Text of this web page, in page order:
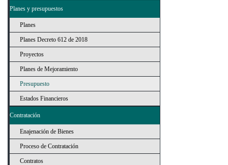
Planes y presupuestos
Planes
Planes Decreto 612 de 2018
Proyectos
Planes de Mejoramiento
Presupuesto
Estados Financieros
Contratación
Enajenación de Bienes
Proceso de Contratación
Contratos